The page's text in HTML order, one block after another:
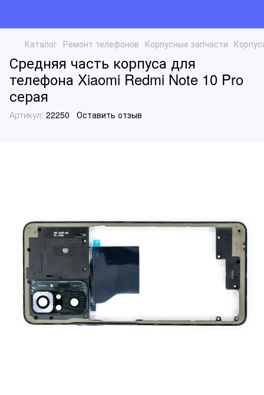
Каталог Ремонт телефонов Корпусные запчасти
Средняя часть корпуса для
телефона Xiaomi Redmi Note 10 Pro
серая
Артикул: 22250 Оставить отзыв